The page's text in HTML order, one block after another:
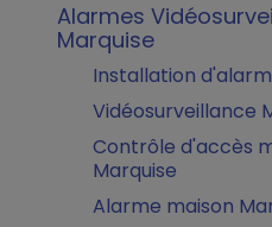
Alarmes
Marquise
Installation
Vidéosurveillance
Contrôle d'accès
Marquise
Alarme maison